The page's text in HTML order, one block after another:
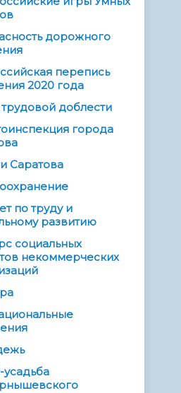
дорожного
перепись
2020 года
доблести
города
Саратова
по труду и
развитию
социальных
некоммерческих